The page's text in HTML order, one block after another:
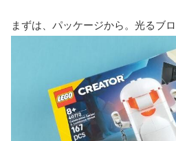
まずは、パッケージから。光るブ